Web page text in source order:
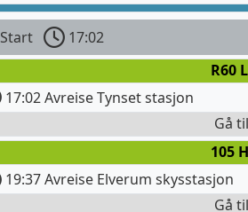
Start
17:02
R60
17:02 Avreise Tynset stasjon
Gå
105
19:37 Avreise Elverum skysstasjon
Gå